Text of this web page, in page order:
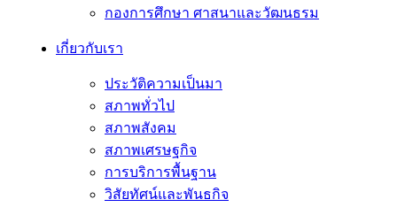
กองการศึกษา ศาสนาและวัฒนธรม
เกี่ยวกับเรา
ประวัติความเป็นมา
สภาพทั่วไป
สภาพสังคม
สภาพเศรษฐกิจ
การบริการพื้นฐาน
วิสัยทัศน์และพันธกิจ